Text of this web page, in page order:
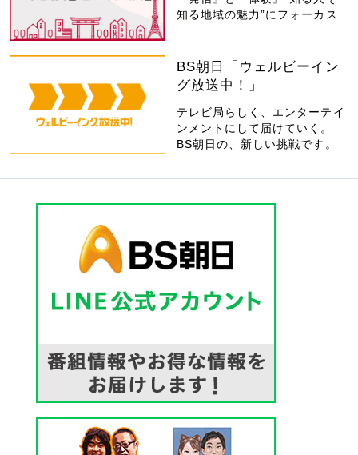
知る地域の魅力”にフォーカス
BS朝日「ウェルビーイン
グ放送中！」
テレビ局らしく、エンターテイ
ンメントにして届けていく。
BS朝日の、新しい挑戦です。